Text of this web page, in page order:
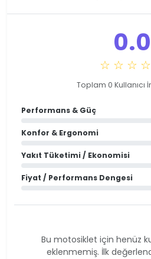
0.0
☆ ☆ ☆
Toplam 0 Kullanıcı
Performans & Güç
Konfor & Ergonomi
Yakıt Tüketimi / Ekonomisi
Fiyat / Performans Dengesi
Bu motosiklet için henüz
eklenmemiş. İlk